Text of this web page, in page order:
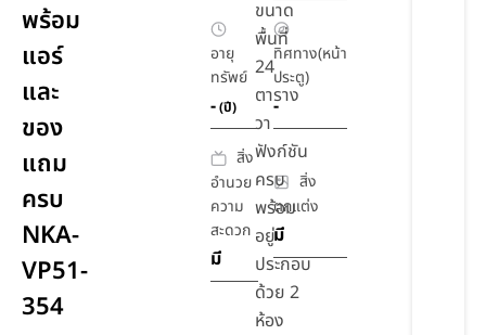
พร้อม
แอร์
และ
ของ
แถม
ครบ
NKA-
VP51-
354
อายุ
ทรัพย์
-(ปี)
ทิศทาง(หน้า
ประตู)
-
สิ่ง
อำนวย
ความ
สะดวก
มี
สิ่ง
ตกแต่ง
มี
ขนาด
พื้นที่
24
ตาราง
วา
ฟังก์ชัน
ครบ
พร้อม
อยู่
ประกอบ
ด้วย 2
ห้อง